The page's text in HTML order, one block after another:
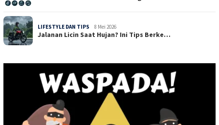
LIFESTYLE DAN TIPS 8 Mei 2026
Jalanan Licin Saat Hujan? Ini Tips Berke…